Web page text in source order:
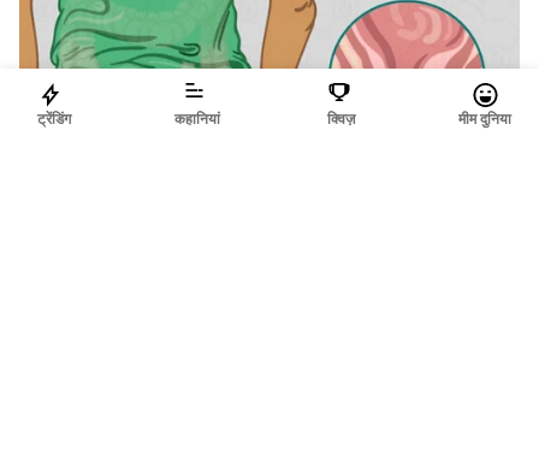
ट्रेंडिंग कहानियां क्विज़ मीम दुनिया